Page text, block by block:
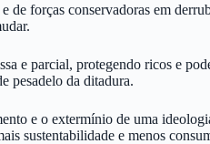
forças conservadoras em
e parcial, protegendo ricos e
pesadelo da ditadura.
e o extermínio de uma
sustentabilidade e menos